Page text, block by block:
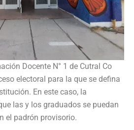
Docente N° 1 de Cutral Co
electoral para la que se defina
En este caso, la
las y los graduados se puedan
el padrón provisorio.